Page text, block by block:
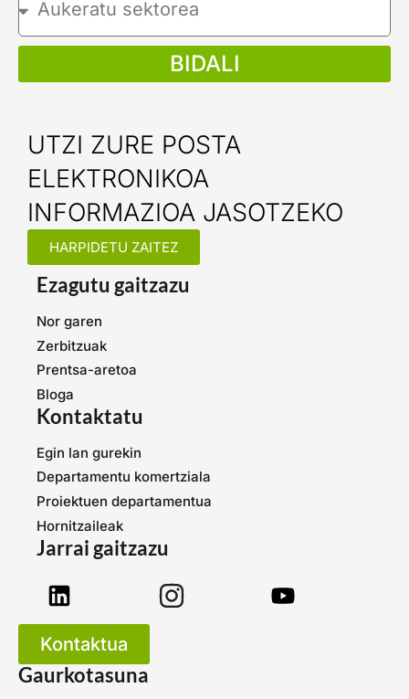
BIDALI
UTZI ZURE POSTA
ELEKTRONIKOA
INFORMAZIOA JASOTZEKO
HARPIDETU ZAITEZ
Ezagutu gaitzazu
Nor garen
Zerbitzuak
Prentsa-aretoa
Bloga
Kontaktatu
Egin lan gurekin
Departamentu komertziala
Proiektuen departamentua
Hornitzaileak
Jarrai gaitzazu
Kontaktua
Gaurkotasuna